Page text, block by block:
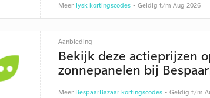
Meer Jysk kortingscodes• Geldig t/m Aug 2026
Aanbieding
Bekijk deze actieprijzen
zonnepanelen bij
Meer BespaarBazaar kortingscodes• Geldig t/m